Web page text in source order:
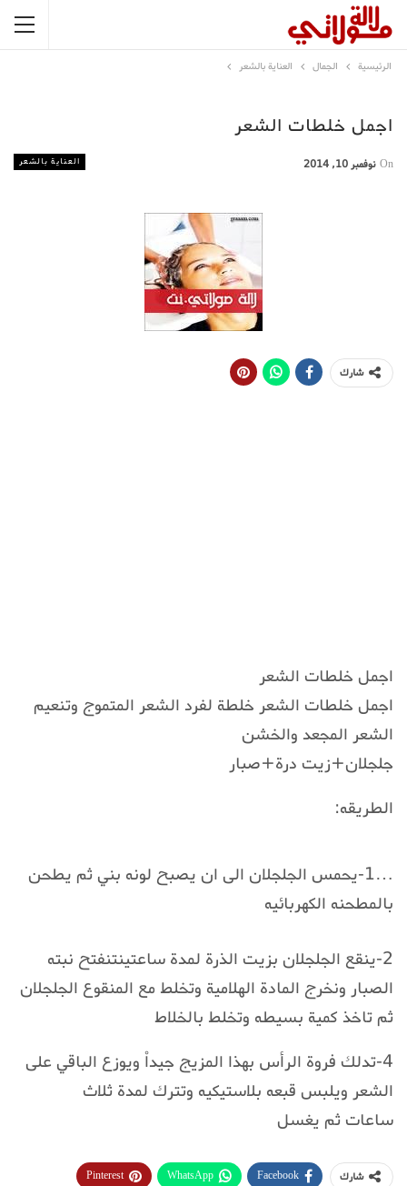
الرئيسية الجمال العناية بالشعر
اجمل خلطات الشعر
العناية بالشعر On نوفمبر 10, 2014
شارك
اجمل خلطات الشعر
اجمل خلطات الشعر خلطة لفرد الشعر المتموج وتنعيم
الشعر المجعد والخشن
جلجلان+زيت درة+صبار
الطريقه:
…1-يحمس الجلجلان الى ان يصبح لونه بني ثم يطحن
بالمطحنه الكهربائيه
2-ينقع الجلجلان بزيت الذرة لمدة ساعتينتنفتح نبته
الصبار ونخرج المادة الهلامية وتخلط مع المنقوع الجلجلان
ثم تاخذ كمية بسيطه وتخلط بالخلاط
4-تدلك فروة الرأس بهذا المزيج جيداْ ويوزع الباقي على
الشعر ويلبس قبعه بلاستيكيه وتترك لمدة ثلاث
ساعات ثم يغسل
شارك Facebook
WhatsApp
Pinterest